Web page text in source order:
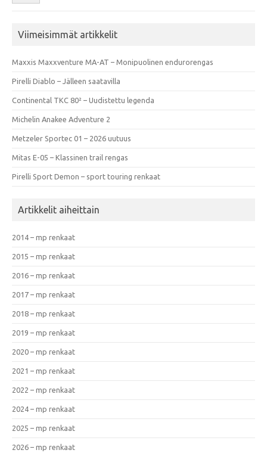
Viimeisimmät artikkelit
Maxxis Maxxventure MA-AT – Monipuolinen endurorengas
Pirelli Diablo – Jälleen saatavilla
Continental TKC 80² – Uudistettu legenda
Michelin Anakee Adventure 2
Metzeler Sportec 01 – 2026 uutuus
Mitas E-05 – Klassinen trail rengas
Pirelli Sport Demon – sport touring renkaat
Artikkelit aiheittain
2014 – mp renkaat
2015 – mp renkaat
2016 – mp renkaat
2017 – mp renkaat
2018 – mp renkaat
2019 – mp renkaat
2020 – mp renkaat
2021 – mp renkaat
2022 – mp renkaat
2024 – mp renkaat
2025 – mp renkaat
2026 – mp renkaat